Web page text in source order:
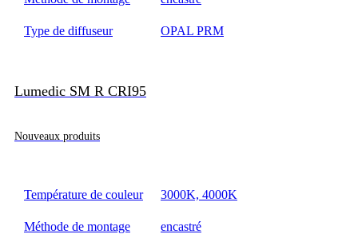
Type de diffuseur OPAL PRM
Lumedic SM R CRI95
Nouveaux produits
Température de couleur 3000K, 4000K
Méthode de montage encastré